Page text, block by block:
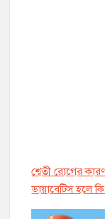
শ্বেতী রোগের
ডায়াবেট্সি হলে